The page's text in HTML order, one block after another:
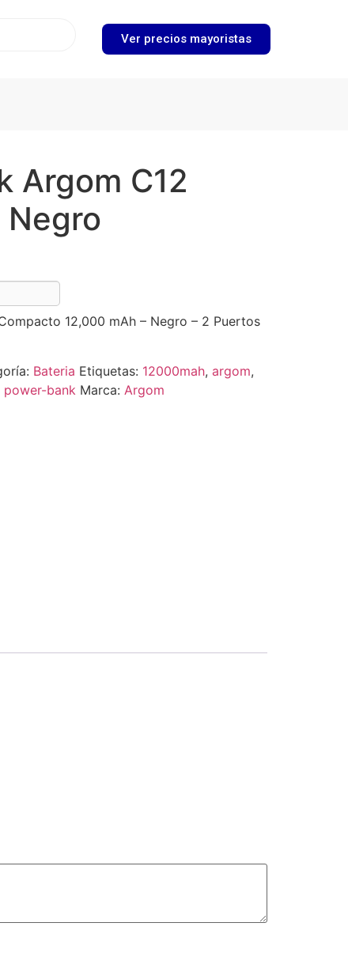
Ver precios mayoristas
Argom C12
12,000 mAh – Negro – 2 Puertos
Bateria Etiquetas: 12000mah, argom,
power-bank Marca: Argom